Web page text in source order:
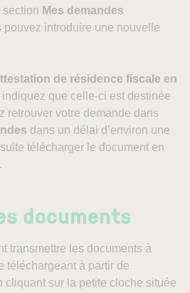
section Mes demandes
pouvez introduire une nouvelle
de résidence fiscale en
indiquez que celle-ci est destinée
retrouver votre demande dans
dans un délai d’environ une
télécharger le document en
documents
transmettre les documents à
téléchargeant à partir de
cliquant sur la petite cloche située